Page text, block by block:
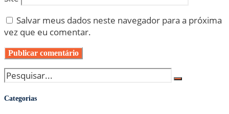
Salvar meus dados neste navegador para a próxima
vez que eu comentar.
Categorias